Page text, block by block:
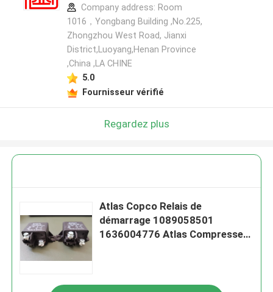
Company address: Room
1016，Yongbang Building ,No.225,
Zhongzhou West Road, Jianxi
District,Luoyang,Henan Province
,China ,LA CHINE
5.0
Fournisseur vérifié
Regardez plus
Atlas Copco Relais de
démarrage 1089058501
1636004776 Atlas Compresseur